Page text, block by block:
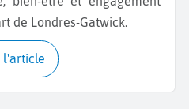
de Londres-Gatwick.
l'article